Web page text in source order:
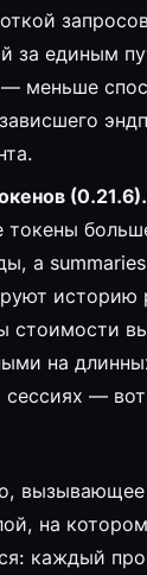
за единым
— меньше
(0.21.6).
токены
а
историю
стоимости
на
—
вызывающее
на
каждый